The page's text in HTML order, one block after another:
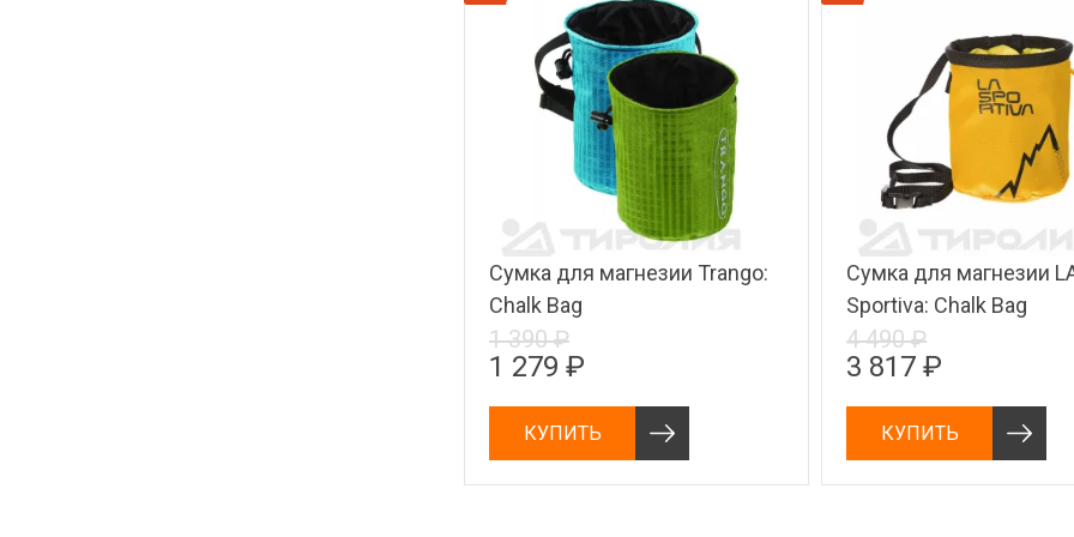
Сумка для магнезии Trango:
Chalk Bag
1 390 ₽
1 279 ₽
КУПИТЬ
Сумка для магнезии
Sportiva: Chalk Bag
4 490 ₽
3 817 ₽
КУПИТЬ